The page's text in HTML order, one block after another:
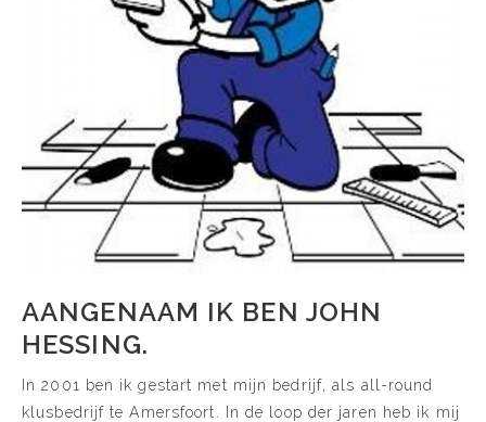
AANGENAAM IK BEN JOHN
HESSING.
In 2001 ben ik gestart met mijn bedrijf, als all-round
klusbedrijf te Amersfoort. In de loop der jaren heb ik mij